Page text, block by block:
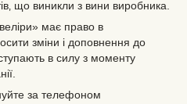
що виникли з вини виробника.
має право в
зміни і доповнення до
в силу з моменту
за телефоном